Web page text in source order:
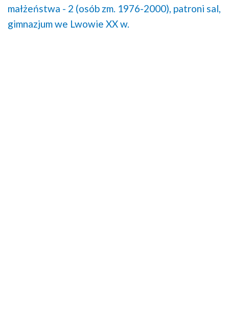
małżeństwa - 2 (osób zm. 1976-2000), patroni sal,
gimnazjum we Lwowie XX w.